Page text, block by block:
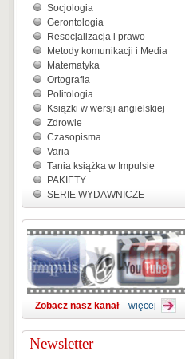
Socjologia
Gerontologia
Resocjalizacja i prawo
Metody komunikacji i Media
Matematyka
Ortografia
Politologia
Książki w wersji angielskiej
Zdrowie
Czasopisma
Varia
Tania książka w Impulsie
PAKIETY
SERIE WYDAWNICZE
Zobacz nasz kanał więcej
Newsletter